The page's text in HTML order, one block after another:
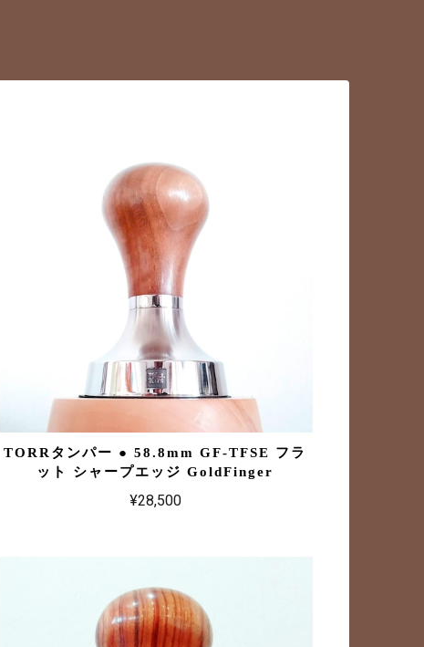
TORRタンパー ● 58.8mm GF-TFSE フラ
ット シャープエッジ GoldFinger
¥28,500